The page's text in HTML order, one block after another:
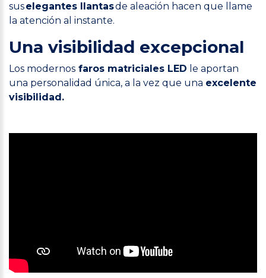
suselegantes llantasde aleación hacen que llame
la atención al instante.
Una visibilidad excepcional
Los modernos faros matriciales LED le aportan
una personalidad única, a la vez que una excelente
visibilidad.